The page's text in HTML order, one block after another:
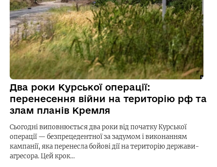
Два роки Курської операції:
перенесення війни на територію рф та
злам планів Кремля
Сьогодні виповнюється два роки від початку Курської
операції — безпрецедентної за задумом і виконанням
кампанії, яка перенесла бойові дії на територію держави-
агресора. Цей крок…